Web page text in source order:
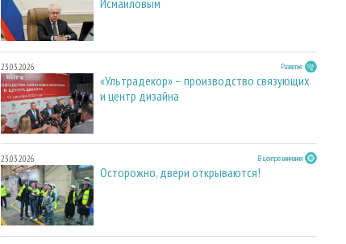
Исмаиловым
23.03.2026 Развитие
«Ультрадекор» – производство связующих
и центр дизайна
23.03.2026 В центре внимания
Осторожно, двери открываются!